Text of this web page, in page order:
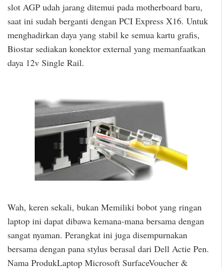
slot AGP udah jarang ditemui pada motherboard baru,
saat ini sudah berganti dengan PCI Express X16. Untuk
menghadirkan daya yang stabil ke semua kartu grafis,
Biostar sediakan konektor external yang memanfaatkan
daya 12v Single Rail.
Wah, keren sekali, bukan Memiliki bobot yang ringan
laptop ini dapat dibawa kemana-mana bersama dengan
sangat nyaman. Perangkat ini juga disempurnakan
bersama dengan pana stylus berasal dari Dell Actie Pen.
Nama ProdukLaptop Microsoft SurfaceVoucher &